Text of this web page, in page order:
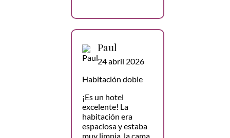
Paul
24 abril 2026
Habitación doble
¡Es un hotel
excelente! La
habitación era
espaciosa y estaba
muy limpia, la cama